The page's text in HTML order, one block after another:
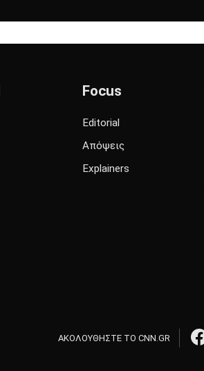
Focus
Editorial
Απόψεις
Explainers
ΑΚΟΛΟΥΘΗΣΤΕ ΤΟ CNN.GR